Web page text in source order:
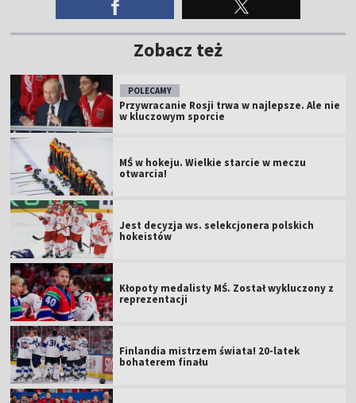
Zobacz też
POLECAMY
Przywracanie Rosji trwa w najlepsze. Ale nie
w kluczowym sporcie
MŚ w hokeju. Wielkie starcie w meczu
otwarcia!
Jest decyzja ws. selekcjonera polskich
hokeistów
Kłopoty medalisty MŚ. Został wykluczony z
reprezentacji
Finlandia mistrzem świata! 20-latek
bohaterem finału